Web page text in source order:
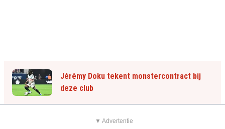
Jérémy Doku tekent monstercontract bij
deze club
▼ Advertentie